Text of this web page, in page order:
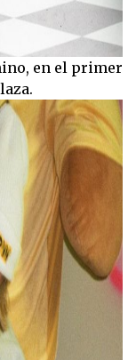
en el primer